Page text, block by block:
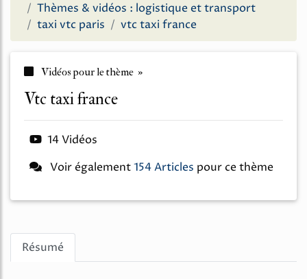
Thèmes & vidéos : logistique et transport
taxi vtc paris
vtc taxi france
Vidéos pour le thème »
vtc taxi france
14 Vidéos
Voir également154 Articles pour ce thème
Résumé